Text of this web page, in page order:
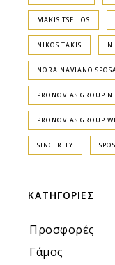
MAKIS TSELIOS
NIKOS TAKIS
NORA NAVIANO
PRONOVIAS GROUP
PRONOVIAS GROUP
SINCERITY
ΚΑΤΗΓΟΡΙΕΣ
Προσφορές
Γάμος